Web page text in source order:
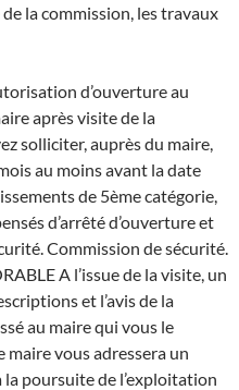
de la commission, les travaux
d’ouverture au
après visite de la
solliciter, auprès du maire,
au moins avant la date
de 5ème catégorie,
d’arrêté d’ouverture et
Commission de sécurité.
A l’issue de la visite, un
et l’avis de la
au maire qui vous le
maire vous adressera un
poursuite de l’exploitation